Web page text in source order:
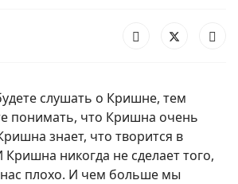
слушать о Кришне, тем
понимать, что Кришна очень
знает, что творится в
никогда не сделает того,
плохо. И чем больше мы